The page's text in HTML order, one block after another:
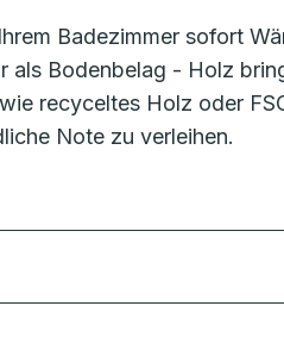
Badezimmer sofort
als Bodenbelag - Holz
recyceltes Holz oder
Note zu verleihen.